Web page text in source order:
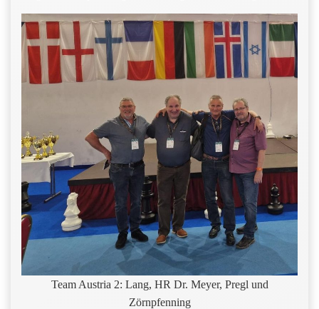
Team Austria 2: Lang, HR Dr. Meyer, Pregl und
Zörnpfenning